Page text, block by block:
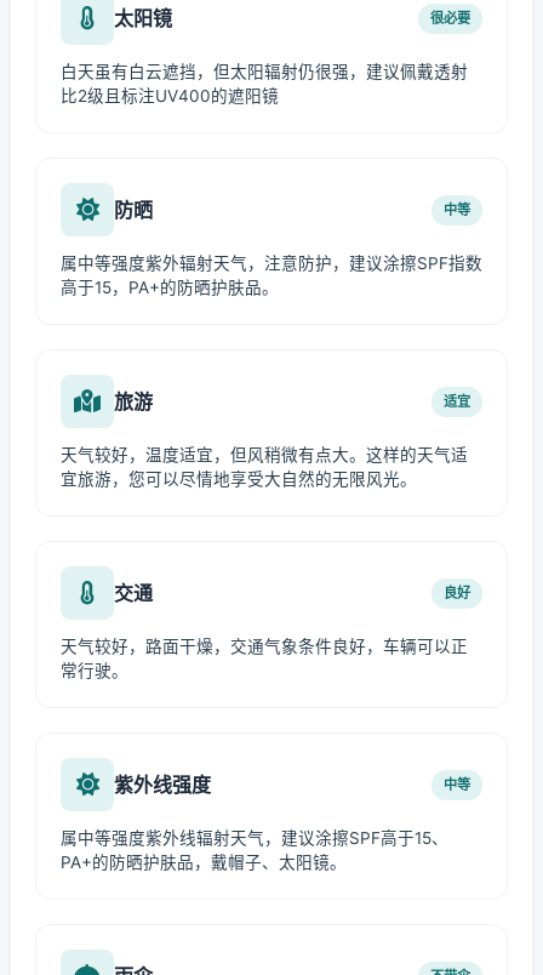
太阳镜 很必要
白天虽有白云遮挡，但太阳辐射仍很强，建议佩戴透射
比2级且标注UV400的遮阳镜
防晒 中等
属中等强度紫外辐射天气，注意防护，建议涂擦SPF指数
高于15，PA+的防晒护肤品。
旅游 适宜
天气较好，温度适宜，但风稍微有点大。这样的天气适
宜旅游，您可以尽情地享受大自然的无限风光。
交通 良好
天气较好，路面干燥，交通气象条件良好，车辆可以正
常行驶。
紫外线强度 中等
属中等强度紫外线辐射天气，建议涂擦SPF高于15、
PA+的防晒护肤品，戴帽子、太阳镜。